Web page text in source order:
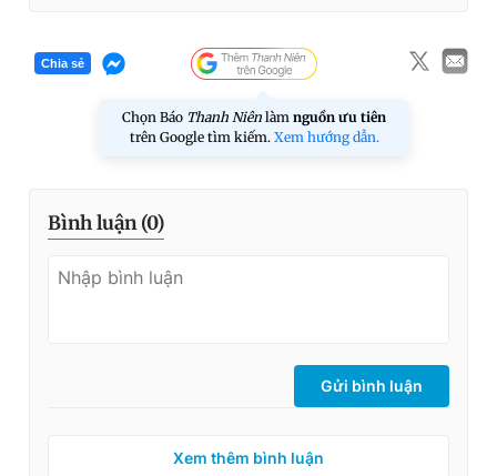
Chia sẻ
Chọn Báo Thanh Niên làm nguồn ưu tiên
trên Google tìm kiếm. Xem hướng dẫn.
Bình luận (0)
Gửi bình luận
Xem thêm bình luận